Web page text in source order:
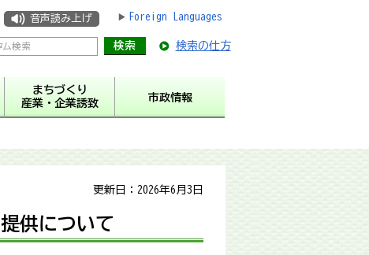
音声読み上げ Foreign Languages
検索の仕方
まちづくり
産業・企業誘致
市政情報
更新日：2026年6月3日
供について